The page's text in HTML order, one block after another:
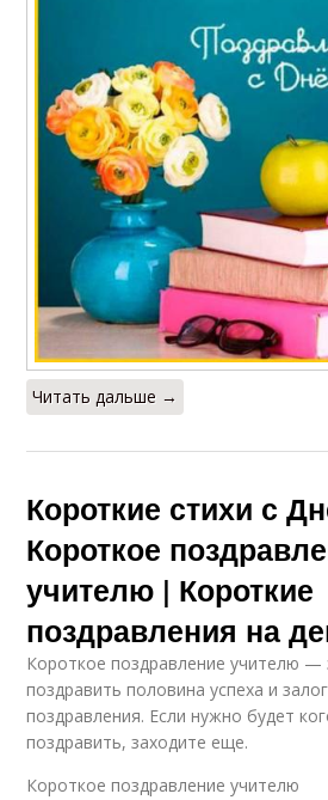
Читать дальше →
Короткие стихи с
Короткое
учителю | Короткие
поздравления на
Короткое поздравление учителю —
поздравить половина успеха и
поздравления. Если нужно будет
поздравить, заходите еще.
Короткое поздравление учителю